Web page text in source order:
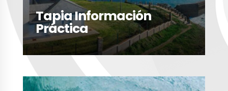
Tapia Información
Práctica
LEER MÁS